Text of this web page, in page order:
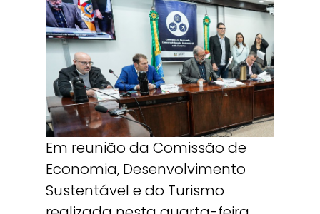
Em reunião da Comissão de
Economia, Desenvolvimento
Sustentável e do Turismo